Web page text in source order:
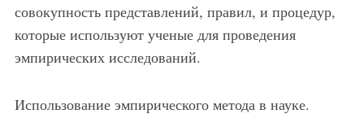
совокупность представлений, правил, и процедур,
которые используют ученые для проведения
эмпирических исследований.
Использование эмпирического метода в науке.